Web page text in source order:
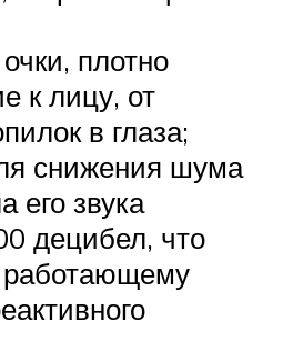
плотно
к лицу, от
в глаза;
снижения шума
его звука
децибел, что
работающему